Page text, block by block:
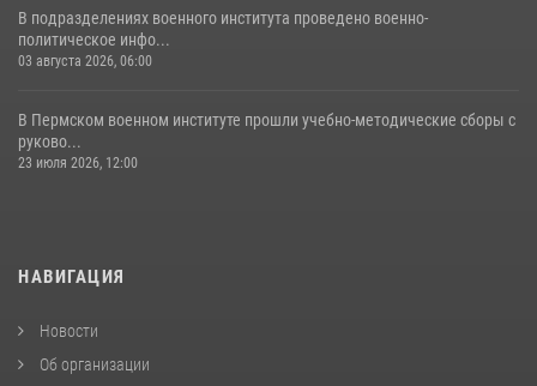
В подразделениях военного института проведено военно-
политическое инфо...
03 августа 2026, 06:00
В Пермском военном институте прошли учебно-методические сборы с
руково...
23 июля 2026, 12:00
НАВИГАЦИЯ
Новости
Об организации